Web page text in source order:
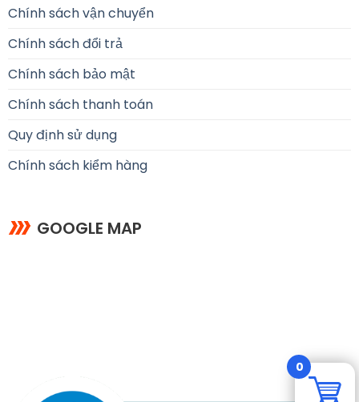
Chính sách vận chuyển
Chính sách đổi trả
Chính sách bảo mật
Chính sách thanh toán
Quy định sử dụng
Chính sách kiểm hàng
GOOGLE MAP
0